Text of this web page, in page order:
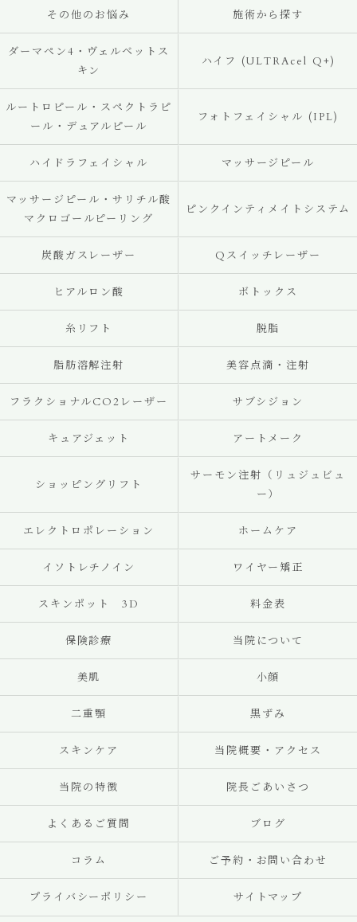
その他のお悩み 施術から探す
ダーマペン4・ヴェルベットス
キン
ハイフ (ULTRAcel Q+)
ルートロピール・スペクトラピ
ール・デュアルピール
フォトフェイシャル (IPL)
ハイドラフェイシャル マッサージピール
マッサージピール・サリチル酸
マクロゴールピーリング
ピンクインティメイトシステム
炭酸ガスレーザー Qスイッチレーザー
ヒアルロン酸 ボトックス
糸リフト 脱脂
脂肪溶解注射 美容点滴・注射
フラクショナルCO2レーザー サブシジョン
キュアジェット アートメーク
ショッピングリフト
サーモン注射（リュジュビュ
ー）
エレクトロポレーション ホームケア
イソトレチノイン ワイヤー矯正
スキンポット 3D 料金表
保険診療 当院について
美肌 小顔
二重顎 黒ずみ
スキンケア 当院概要・アクセス
当院の特徴 院長ごあいさつ
よくあるご質問 ブログ
コラム ご予約・お問い合わせ
プライバシーポリシー サイトマップ